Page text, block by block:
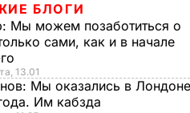
БЛОГИ
Мы можем позаботиться о
сами, как и в начале
13.01
Мы оказались в Лондоне
Им кабзда